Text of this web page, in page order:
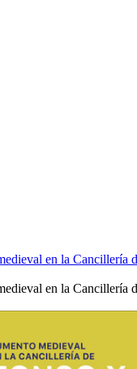
en la Cancillería
en la Cancillería